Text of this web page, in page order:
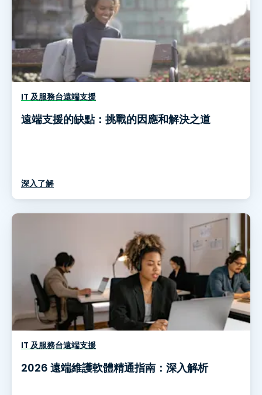
IT 及服務台遠端支援
遠端支援的缺點：挑戰的因應和解決之道
深入了解
IT 及服務台遠端支援
2026 遠端維護軟體精通指南：深入解析